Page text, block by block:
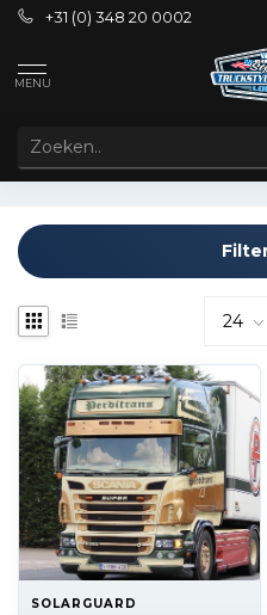
+31 (0) 348 20 0002
MENU
Tags
PRODUCTEN GETAGD MET
SOLARGUARD